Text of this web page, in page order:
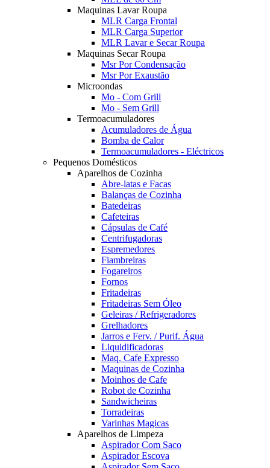
Maquinas Lavar Roupa
MLR Carga Frontal
MLR Carga Superior
MLR Lavar e Secar Roupa
Maquinas Secar Roupa
Msr Por Condensação
Msr Por Exaustão
Microondas
Mo - Com Grill
Mo - Sem Grill
Termoacumuladores
Acumuladores de Água
Bomba de Calor
Termoacumuladores - Eléctricos
Pequenos Domésticos
Aparelhos de Cozinha
Abre-latas e Facas
Balanças de Cozinha
Batedeiras
Cafeteiras
Cápsulas de Café
Centrifugadoras
Espremedores
Fiambreiras
Fogareiros
Fornos
Fritadeiras
Fritadeiras Sem Óleo
Geleiras / Refrigeradores
Grelhadores
Jarros e Ferv. / Purif. Água
Liquidificadoras
Maq. Cafe Expresso
Maquinas de Cozinha
Moinhos de Cafe
Robot de Cozinha
Sandwicheiras
Torradeiras
Varinhas Magicas
Aparelhos de Limpeza
Aspirador Com Saco
Aspirador Escova